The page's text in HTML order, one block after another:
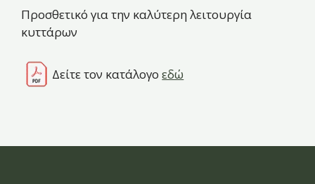
Προσθετικό για την καλύτερη λειτουργία
κυττάρων
Δείτε τον κατάλογοεδώ